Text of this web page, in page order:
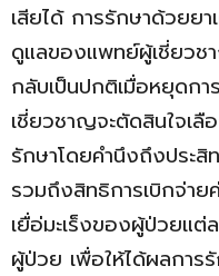
เสียได้ การรักษาด้วยย
ดูแลของแพทย์ผู้เชี่ยวช
กลับเป็นปกติเมื่อหยุดก
เชี่ยวชาญจะตัดสินใจเลื
รักษาโดยคำนึงถึงประสิ
รวมถึงสิทธิการเบิกจ่าย
เยื่อ่มะเร็งของผู้ป่วยแ
ผู้ป่วย เพื่อให้ได้ผลการ